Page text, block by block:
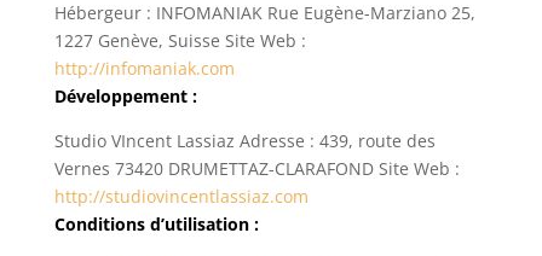
Hébergeur : INFOMANIAK Rue Eugène-Marziano 25,
1227 Genève, Suisse Site Web :
http://infomaniak.com
Développement:
Studio VIncent Lassiaz Adresse : 439, route des
Vernes 73420 DRUMETTAZ-CLARAFOND Site Web :
http://studiovincentlassiaz.com
Conditions d’utilisation :